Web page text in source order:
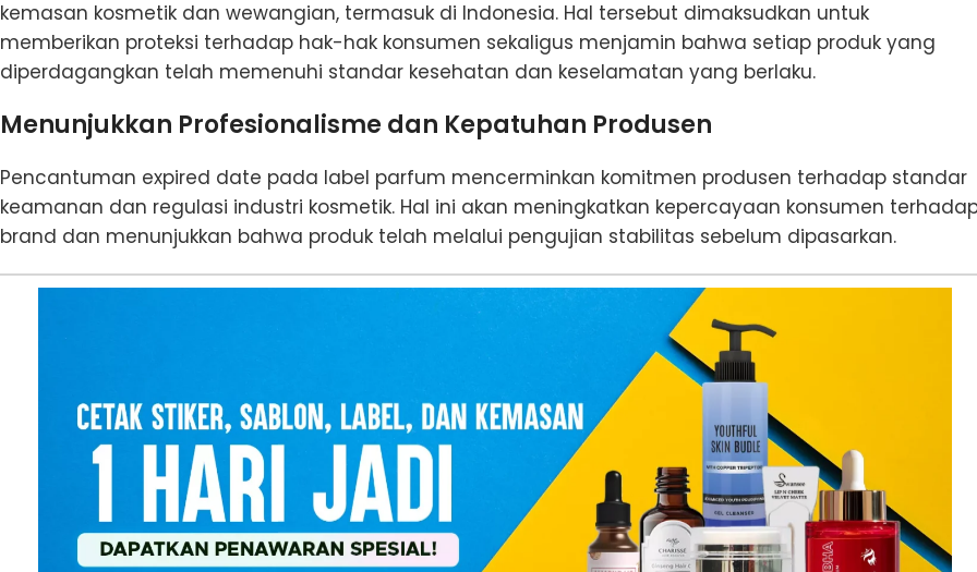
kemasan kosmetik dan wewangian, termasuk di Indonesia. Hal tersebut dimaksudkan untuk
memberikan proteksi terhadap hak-hak konsumen sekaligus menjamin bahwa setiap produk yang
diperdagangkan telah memenuhi standar kesehatan dan keselamatan yang berlaku.
Menunjukkan Profesionalisme dan Kepatuhan Produsen
Pencantuman expired date pada label parfum mencerminkan komitmen produsen terhadap standar
keamanan dan regulasi industri kosmetik. Hal ini akan meningkatkan kepercayaan konsumen
brand dan menunjukkan bahwa produk telah melalui pengujian stabilitas sebelum dipasarkan.